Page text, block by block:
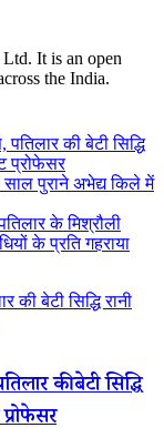
It is an open
the India.
की बेटी सिद्धि
प्रोफेसर
पुराने अभेद्य किले में
के मिश्रौली
के प्रति गहराया
की बेटी सिद्धि रानी
की बेटी सिद्धि